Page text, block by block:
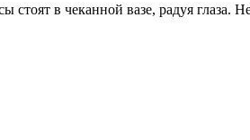
в чеканной вазе, радуя глаза.